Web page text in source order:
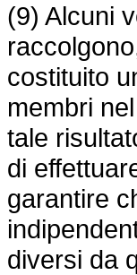
(9) Alcuni
costituito
membri
tale
di
garantire
diversi da